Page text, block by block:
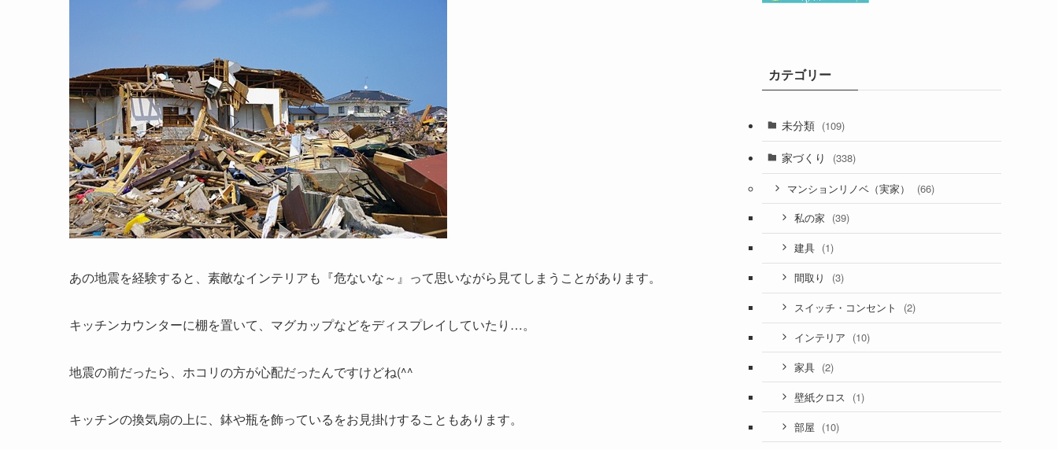
あの地震を経験すると、素敵なインテリアも『危ないな～』って思いながら見てしまうことがあります。
キッチンカウンターに棚を置いて、マグカップなどをディスプレイしていたり…。
地震の前だったら、ホコリの方が心配だったんですけどね(^^ゞ
キッチンの換気扇の上に、鉢や瓶を飾っているをお見掛けすることもあります。
カテゴリー
未分類 (109)
家づくり (338)
マンションリノベ（実家） (66)
私の家 (39)
建具 (1)
間取り (3)
スイッチ・コンセント (2)
インテリア (10)
家具 (2)
壁紙クロス (1)
部屋 (10)